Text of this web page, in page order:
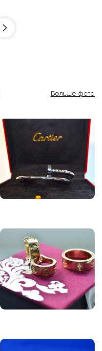
Больше фото